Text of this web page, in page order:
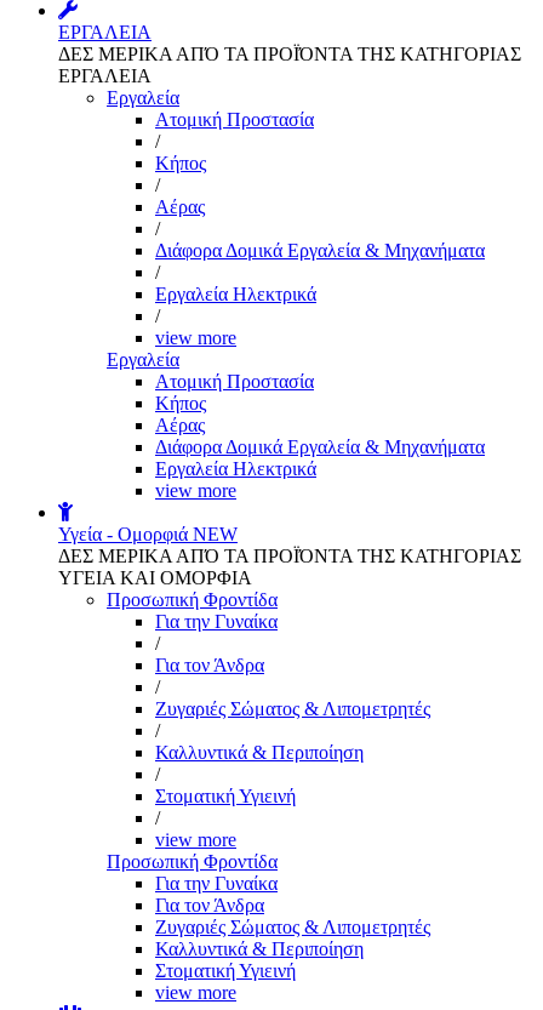
ΕΡΓΑΛΕΙΑ
ΔΕΣ ΜΕΡΙΚΑ ΑΠΌ ΤΑ ΠΡΟΪΌΝΤΑ ΤΗΣ ΚΑΤΗΓΟΡΙΑΣ
ΕΡΓΑΛΕΙΑ
Εργαλεία
Aτομική Προστασία
/
Kήπος
/
Αέρας
/
Διάφορα Δομικά Εργαλεία & Μηχανήματα
/
Εργαλεία Ηλεκτρικά
/
view more
Εργαλεία
Aτομική Προστασία
Kήπος
Αέρας
Διάφορα Δομικά Εργαλεία & Μηχανήματα
Εργαλεία Ηλεκτρικά
view more
Υγεία - Ομορφιά NEW
ΔΕΣ ΜΕΡΙΚΑ ΑΠΌ ΤΑ ΠΡΟΪΌΝΤΑ ΤΗΣ ΚΑΤΗΓΟΡΙΑΣ
ΥΓΕΙΑ ΚΑΙ ΟΜΟΡΦΙΑ
Προσωπική Φροντίδα
Για την Γυναίκα
/
Για τον Άνδρα
/
Ζυγαριές Σώματος & Λιπομετρητές
/
Καλλυντικά & Περιποίηση
/
Στοματική Υγιεινή
/
view more
Προσωπική Φροντίδα
Για την Γυναίκα
Για τον Άνδρα
Ζυγαριές Σώματος & Λιπομετρητές
Καλλυντικά & Περιποίηση
Στοματική Υγιεινή
view more